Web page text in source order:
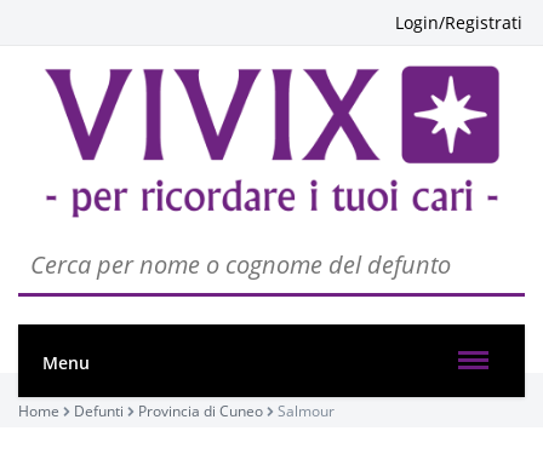
Login/Registrati
Menu
Home Defunti Provincia di Cuneo Salmour